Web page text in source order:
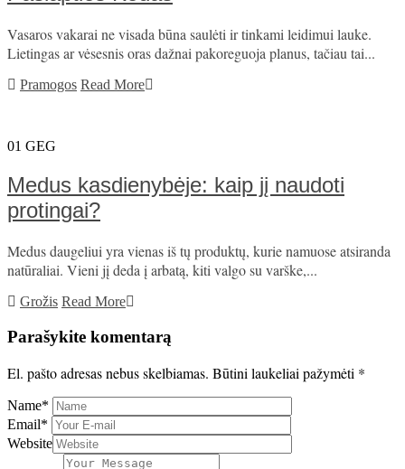
Vasaros vakarai ne visada būna saulėti ir tinkami leidimui lauke.
Lietingas ar vėsesnis oras dažnai pakoreguoja planus, tačiau tai...
Pramogos Read More
01 GEG
Medus kasdienybėje: kaip jį naudoti
protingai?
Medus daugeliui yra vienas iš tų produktų, kurie namuose atsiranda
natūraliai. Vieni jį deda į arbatą, kiti valgo su varške,...
Grožis Read More
Parašykite komentarą
El. pašto adresas nebus skelbiamas. Būtini laukeliai pažymėti *
Name*
Email*
Website